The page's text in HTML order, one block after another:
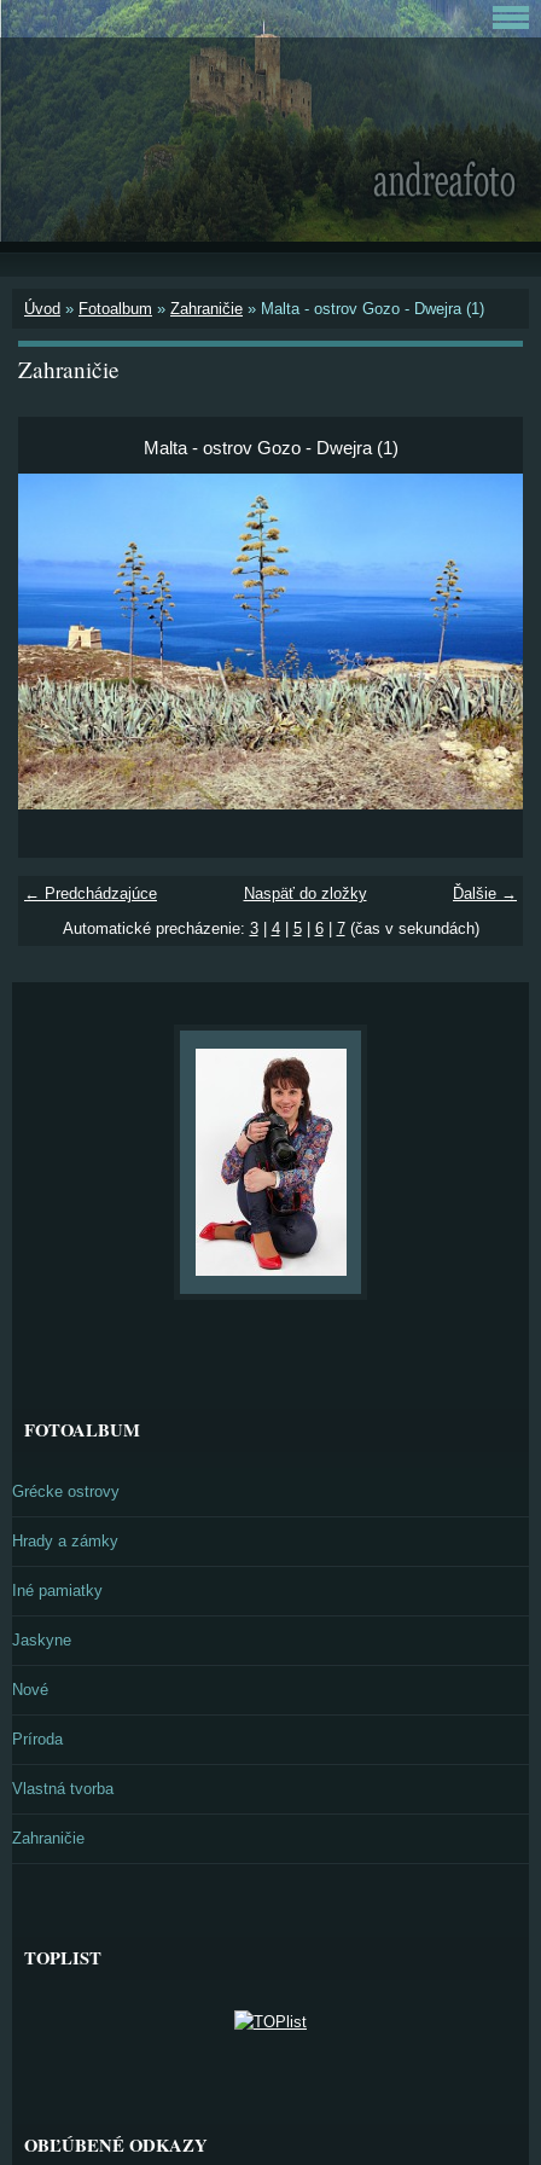
Úvod » Fotoalbum » Zahraničie » Malta - ostrov Gozo - Dwejra (1)
Zahraničie
Malta - ostrov Gozo - Dwejra (1)
← Predchádzajúce Ďalšie →
Naspäť do zložky
Automatické precházenie: 3| 4| 5| 6| 7(čas v sekundách)
FOTOALBUM
Grécke ostrovy
Hrady a zámky
Iné pamiatky
Jaskyne
Nové
Príroda
Vlastná tvorba
Zahraničie
TOPLIST
OBĽÚBENÉ ODKAZY